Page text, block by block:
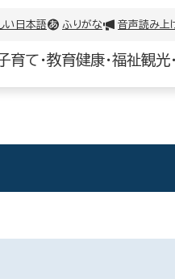
い日本語 ふりがな 音声読み上
育て・教育健康・福祉観光